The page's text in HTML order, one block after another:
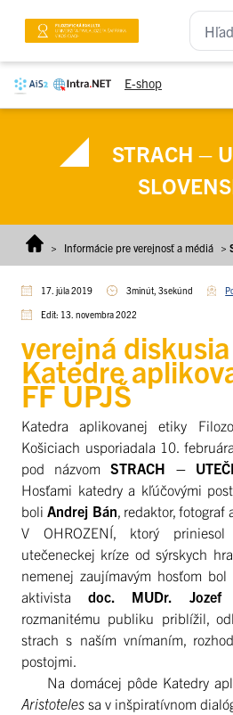
E-shop
STRACH –
> Informácie pre verejnosť a médiá >
17. júla 2019 3minút, 3sekúnd
Edit: 13. novembra 2022
verejná
Katedre
FF UPJŠ
Katedra aplikovanej etiky
Košiciach usporiadala 10.
pod názvomSTRACH –
Hosťami katedry a kľúčovými
boliAndrej Bán, redaktor, fotograf
V OHROZENÍ, ktorý
utečeneckej kríze od sýrskych
nemenej zaujímavým hosťom
aktivistadoc. MUDr. Jozef
rozmanitému publiku priblížil,
strach s naším vnímaním,
postojmi.
Na domácej pôde Katedry
Aristoteles sa v inšpiratívnom